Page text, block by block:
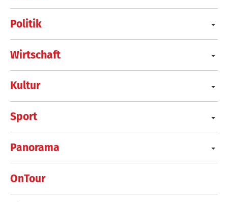
Politik
Wirtschaft
Kultur
Sport
Panorama
OnTour